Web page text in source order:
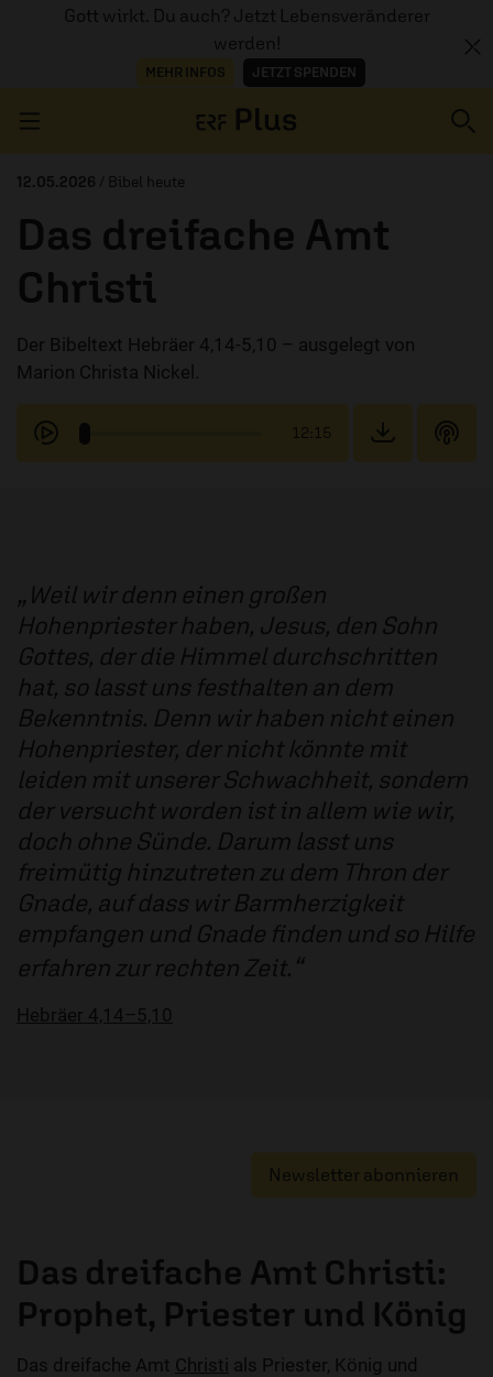
Gott wirkt. Du auch? Jetzt Lebensveränderer
werden!
MEHR INFOS JETZT SPENDEN
AUDIOTHEK
PROGRAMM
PODCASTS
12.05.2026 / Bibel heute
Das dreifache Amt
Christi
Der Bibeltext Hebräer 4,14-5,10 – ausgelegt von
Marion Christa Nickel.
12:15
Weil wir denn einen großen
Hohenpriester haben, Jesus, den Sohn
Gottes, der die Himmel durchschritten
hat, so lasst uns festhalten an dem
Bekenntnis. Denn wir haben nicht einen
Hohenpriester, der nicht könnte mit
leiden mit unserer Schwachheit, sondern
der versucht worden ist in allem wie wir,
doch ohne Sünde. Darum lasst uns
freimütig hinzutreten zu dem Thron der
Gnade, auf dass wir Barmherzigkeit
empfangen und Gnade finden und so Hilfe
erfahren zur rechten Zeit.
Hebräer 4,14–5,10
Newsletter abonnieren
Das dreifache Amt Christi:
Prophet, Priester und König
Das dreifache Amt Christi als Priester, König und